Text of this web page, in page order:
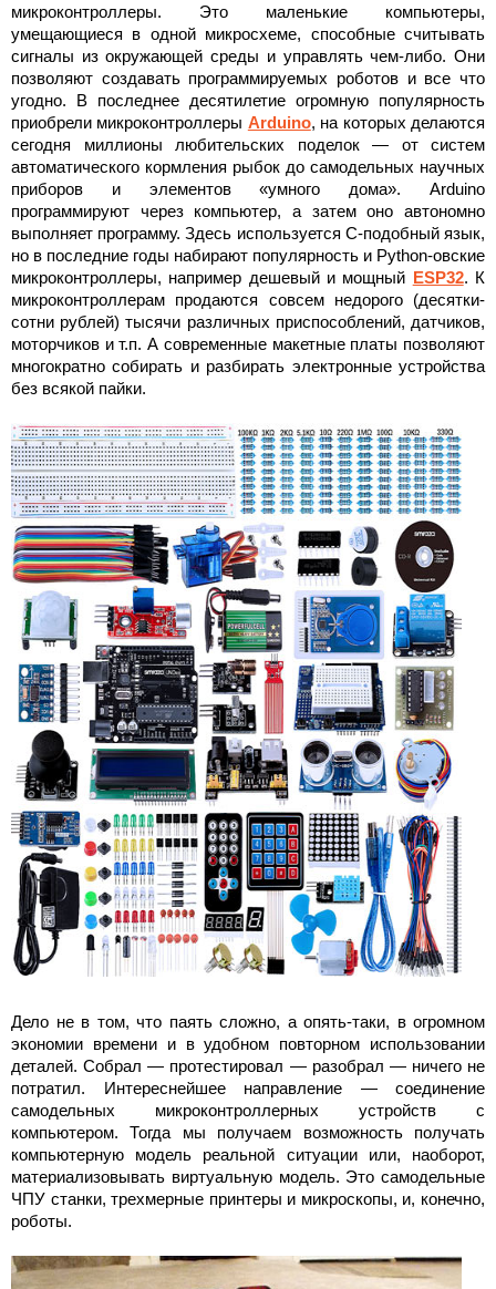
микроконтроллеры. Это маленькие компьютеры,
умещающиеся в одной микросхеме, способные считывать
сигналы из окружающей среды и управлять чем-либо. Они
позволяют создавать программируемых роботов и все что
угодно. В последнее десятилетие огромную популярность
приобрели микроконтроллеры Arduino, на которых делаются
сегодня миллионы любительских поделок — от систем
автоматического кормления рыбок до самодельных научных
приборов и элементов «умного дома». Arduino
программируют через компьютер, а затем оно автономно
выполняет программу. Здесь используется С-подобный язык,
но в последние годы набирают популярность и Python-овские
микроконтроллеры, например дешевый и мощный ESP32. К
микроконтроллерам продаются совсем недорого (десятки-
сотни рублей) тысячи различных приспособлений, датчиков,
моторчиков и т.п. А современные макетные платы позволяют
многократно собирать и разбирать электронные устройства
без всякой пайки.
Дело не в том, что паять сложно, а опять-таки, в огромном
экономии времени и в удобном повторном использовании
деталей. Собрал — протестировал — разобрал — ничего не
потратил. Интереснейшее направление — соединение
самодельных микроконтроллерных устройств с
компьютером. Тогда мы получаем возможность получать
компьютерную модель реальной ситуации или, наоборот,
материализовывать виртуальную модель. Это самодельные
ЧПУ станки, трехмерные принтеры и микроскопы, и, конечно,
роботы.